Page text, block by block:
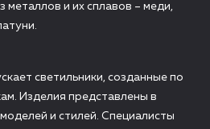
металлов и их сплавов – меди,
светильники, созданные по
Изделия представлены в
и стилей. Специалисты